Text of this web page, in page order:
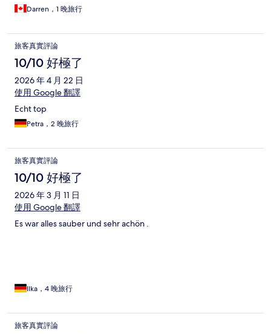
Darren，1 晚旅行
旅客真實評論
10/10 好極了
2026 年 4 月 22 日
使用 Google 翻譯
Echt top
Petra，2 晚旅行
旅客真實評論
10/10 好極了
2026 年 3 月 11 日
使用 Google 翻譯
Es war alles sauber und sehr achön .
Ilka，4 晚旅行
旅客真實評論